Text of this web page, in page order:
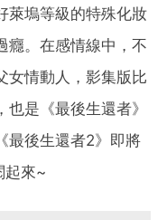
萊塢等級的特殊化妝
癮。在感情線中，不
女情動人，影集版比
是《最後生還者》
最後生還者2》即將
起來~